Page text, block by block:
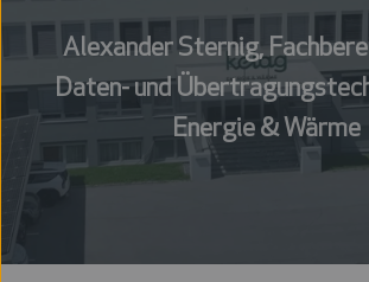
Alexander Sternig,
Daten- und
Energie & Wärme